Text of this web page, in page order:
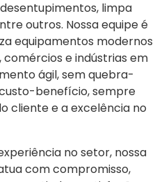
limpa
outros. Nossa equipe é
equipamentos modernos
e indústrias em
ágil, sem quebra-
benefício, sempre
cliente e a excelência no
no setor, nossa
com compromisso,